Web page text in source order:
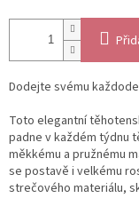
Dodejte svému
Toto elegantní
padne v každém týdnu
měkkému a pružnému
se postavě i velkému
strečového materiálu,